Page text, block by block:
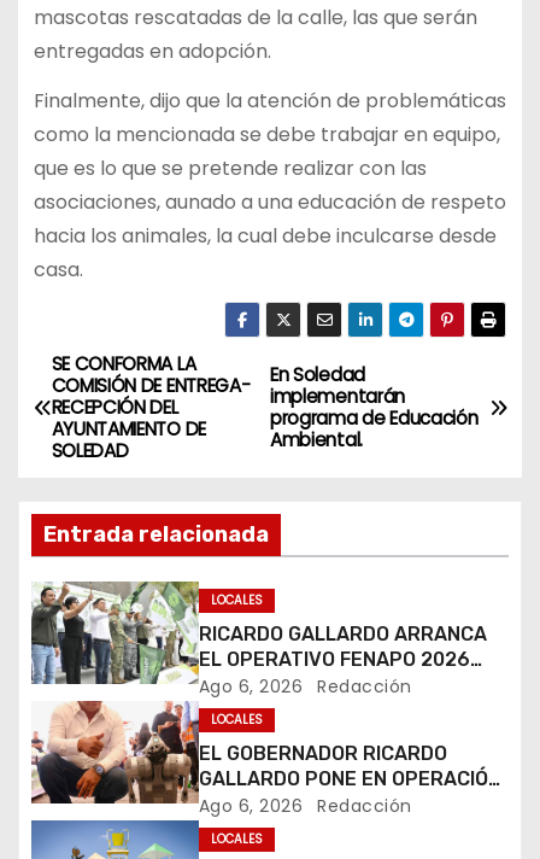
mascotas rescatadas de la calle, las que serán
entregadas en adopción.
Finalmente, dijo que la atención de problemáticas
como la mencionada se debe trabajar en equipo,
que es lo que se pretende realizar con las
asociaciones, aunado a una educación de respeto
hacia los animales, la cual debe inculcarse desde
casa.
N
a
e
g
a
c
i
ó
n
En Soledad
implementarán
programa de Educación
Ambiental.
SE CONFORMA LA
COMISIÓN DE ENTREGA-
RECEPCIÓN DEL
AYUNTAMIENTO DE
SOLEDAD
Entrada relacionada
LOCALES
RICARDO GALLARDO ARRANCA
EL OPERATIVO FENAPO 2026
PARA GARANTIZAR LA
SEGURIDAD DE MÁS DE 9
MILLONES DE VISITANTES
Ago 6, 2026 Redacción
LOCALES
EL GOBERNADOR RICARDO
GALLARDO PONE EN OPERACIÓN
LOS PRIMEROS CUATRO PERROS
ROBOT
Ago 6, 2026 Redacción
LOCALES